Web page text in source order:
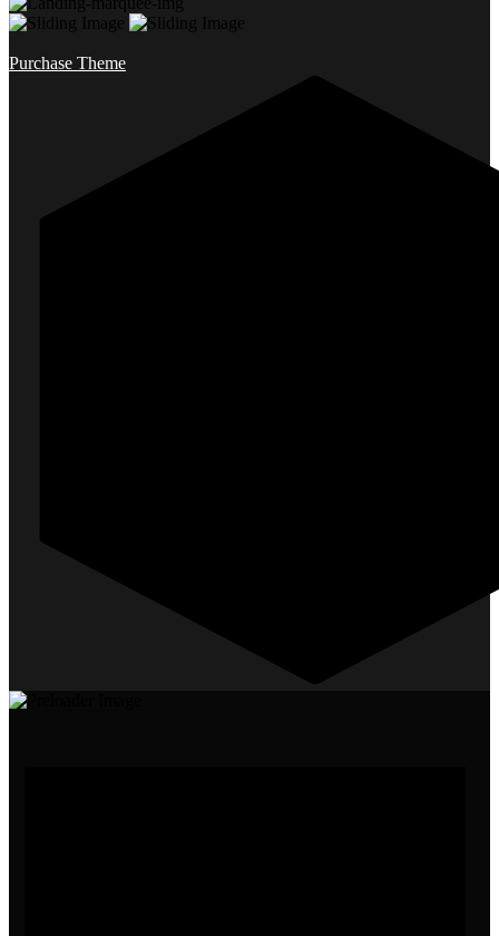
Purchase Theme